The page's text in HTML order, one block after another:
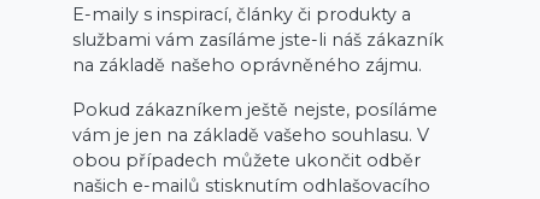
E-maily s inspirací, články či produkty a
službami vám zasíláme jste-li náš zákazník
na základě našeho oprávněného zájmu.
Pokud zákazníkem ještě nejste, posíláme
vám je jen na základě vašeho souhlasu. V
obou případech můžete ukončit odběr
našich e-mailů stisknutím odhlašovacího